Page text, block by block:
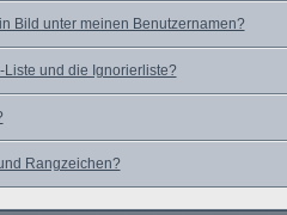
Bild unter meinen Benutzernamen?
Liste und die Ignorierliste?
Rangzeichen?